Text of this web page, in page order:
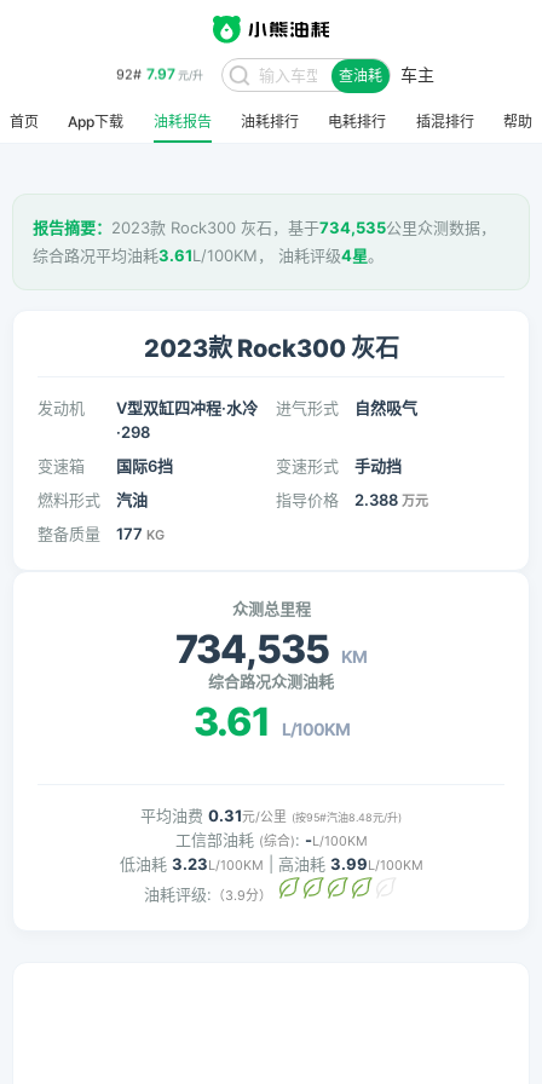
95# 8.48 元/升 查油耗 车主
首页 App下载 油耗报告 油耗排行 电耗排行 插混排行 帮助
报告摘要： 2023款 Rock300 灰石，基于734,535公里众测数据，
综合路况平均油耗3.61L/100KM， 油耗评级4星。
2023款 Rock300 灰石
发动机
V型双缸四冲程·水冷
·298
进气形式 自然吸气
变速箱 国际6挡 变速形式
手动挡
燃料形式
汽油 指导价格 2.388 万元
整备质量 177 KG
众测总里程
734,535 KM
综合路况众测油耗
3.61 L/100KM
平均油费 0.31元/公里 (按95#汽油8.48元/升)
工信部油耗 (综合): -L/100KM
低油耗 3.23L/100KM | 高油耗 3.99L/100KM
油耗评级: （3.9分）